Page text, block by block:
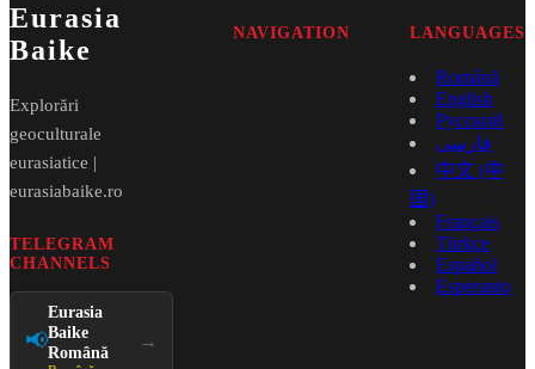
Eurasia
Baike
Explorări
geoculturale
eurasiatice |
eurasiabaike.ro
TELEGRAM
CHANNELS
📢
Eurasia
Baike
Română
→
NAVIGATION LANGUAGES
Română
English
Русский
فارسی
中文 (中
国)
Français
Türkçe
Español
Esperanto